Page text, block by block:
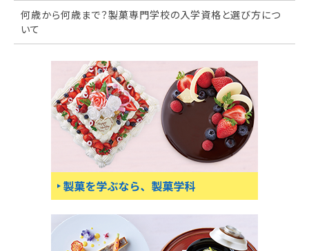
何歳から何歳まで？製菓専門学校の入学資格と選び方につ
いて